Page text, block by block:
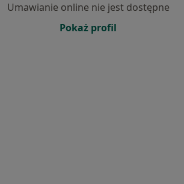
Umawianie online nie jest dostępne
Pokaż profil